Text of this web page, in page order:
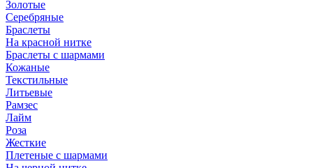
Золотые
Серебряные
Браслеты
На красной нитке
Браслеты с шармами
Кожаные
Текстильные
Литьевые
Рамзес
Лайм
Роза
Жесткие
Плетеные с шармами